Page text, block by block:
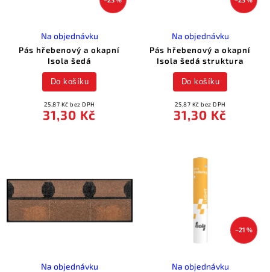
Pás hřebenový a okapní
Isola šedá
Na objednávku
25,87 Kč bez DPH
31,30 Kč
Do košíku
Pás hřebenový a okapní
Isola šedá struktura
Na objednávku
25,87 Kč bez DPH
31,30 Kč
Do košíku
Na objednávku
–21 %
Na objednávku